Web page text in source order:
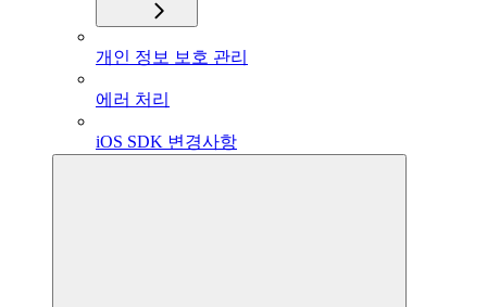
개인 정보 보호 관리
에러 처리
iOS SDK 변경사항